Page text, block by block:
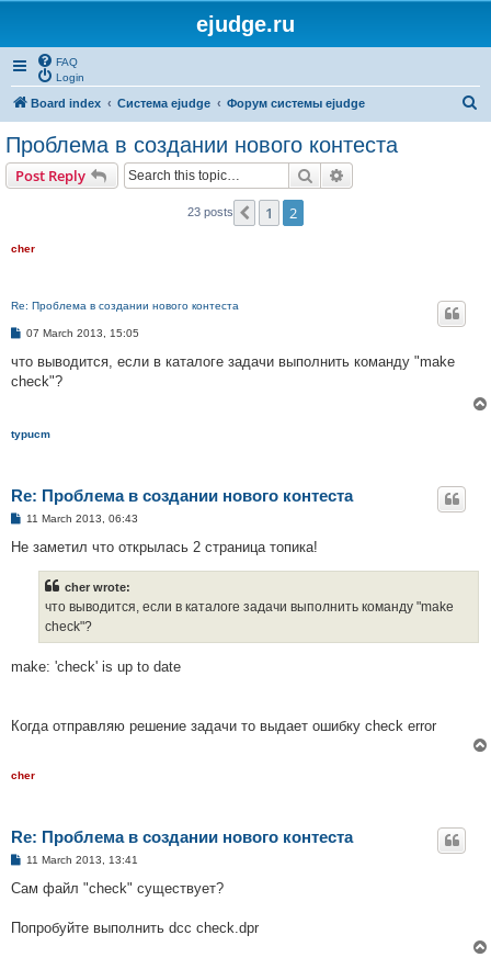
ejudge.ru
FAQ
Login
Board index Система ejudge Форум системы ejudge
Проблема в создании нового контеста
Post Reply Search
23 posts Previous
1 2
cher
Re: Проблема в создании нового контеста
P
s
07 March 2013, 15:05
что выводится, если в каталоге задачи выполнить команду "make
check"?
typucm
Re: Проблема в создании нового контеста
P
s
11 March 2013, 06:43
Не заметил что открылась 2 страница топика!
cher wrote:
что выводится, если в каталоге задачи выполнить команду "make
check"?
make: 'check' is up to date
Когда отправляю решение задачи то выдает ошибку check error
cher
Re: Проблема в создании нового контеста
P
s
11 March 2013, 13:41
Сам файл "check" существует?
Попробуйте выполнить dcc check.dpr